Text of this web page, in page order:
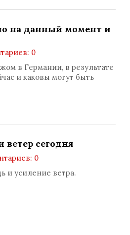
на данный момент и
0
в Германии, в результате
и каковы могут быть
сегодня
0
и усиление ветра.